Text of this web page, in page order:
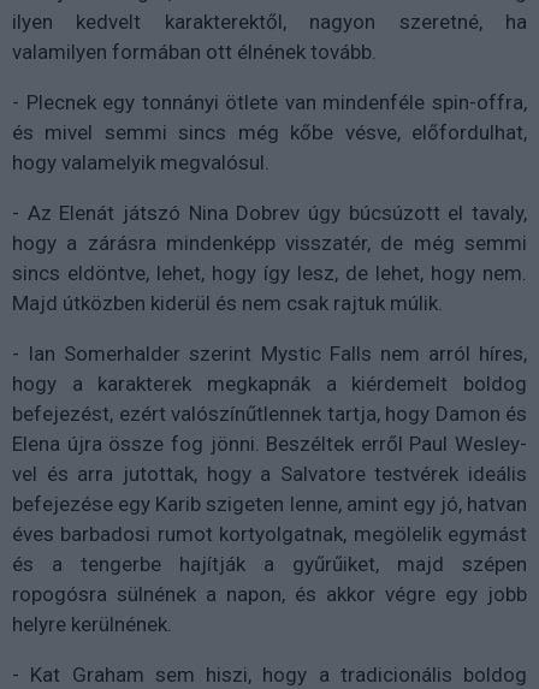
ilyen kedvelt karakterektől, nagyon szeretné, ha
valamilyen formában ott élnének tovább.
- Plecnek egy tonnányi ötlete van mindenféle spin-offra,
és mivel semmi sincs még kőbe vésve, előfordulhat,
hogy valamelyik megvalósul.
- Az Elenát játszó Nina Dobrev úgy búcsúzott el tavaly,
hogy a zárásra mindenképp visszatér, de még semmi
sincs eldöntve, lehet, hogy így lesz, de lehet, hogy nem.
Majd útközben kiderül és nem csak rajtuk múlik.
- Ian Somerhalder szerint Mystic Falls nem arról híres,
hogy a karakterek megkapnák a kiérdemelt boldog
befejezést, ezért valószínűtlennek tartja, hogy Damon és
Elena újra össze fog jönni. Beszéltek erről Paul Wesley-
vel és arra jutottak, hogy a Salvatore testvérek ideális
befejezése egy Karib szigeten lenne, amint egy jó, hatvan
éves barbadosi rumot kortyolgatnak, megölelik egymást
és a tengerbe hajítják a gyűrűiket, majd szépen
ropogósra sülnének a napon, és akkor végre egy jobb
helyre kerülnének.
- Kat Graham sem hiszi, hogy a tradicionális boldog